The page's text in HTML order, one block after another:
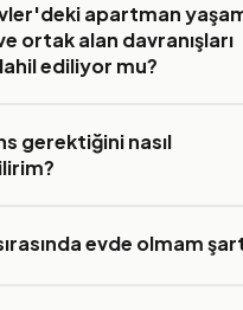
apartman
ortak alan davranışları
ediliyor mu?
gerektiğini nasıl
evde olmam